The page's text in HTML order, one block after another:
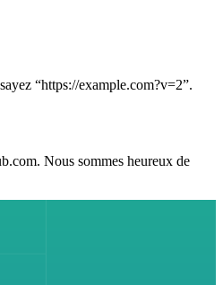
“https://example.com?v=2”.
Nous sommes heureux de